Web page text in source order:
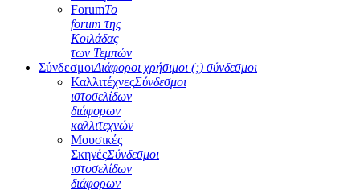
ForumΤο
forum της
Κοιλάδας
των Τεμπών
ΣύνδεσμοιΔιάφοροι χρήσιμοι (;) σύνδεσμοι
ΚαλλιτέχνεςΣύνδεσμοι
ιστοσελίδων
διάφορων
καλλιτεχνών
Μουσικές
ΣκηνέςΣύνδεσμοι
ιστοσελίδων
διάφορων